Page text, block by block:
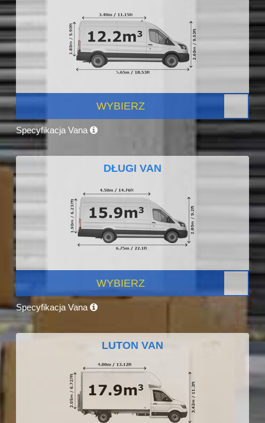
WYBIERZ
Specyfikacja Vana
DŁUGI VAN
WYBIERZ
Specyfikacja Vana
LUTON VAN